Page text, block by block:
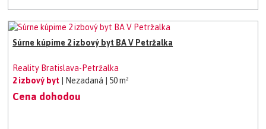
Súrne kúpime 2 izbový byt BA V Petržalka
Reality Bratislava-Petržalka
2 izbový byt
| Nezadaná | 50 m²
Cena dohodou